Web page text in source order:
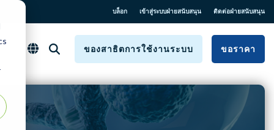
บล็อก เข้าสู่ระบบฝ่ายสนับสนุน ติดต่อฝ่ายสนับสนุน
ของสาธิตการใช้งานระบบ ขอราคา